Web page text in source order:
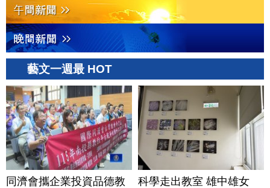
藝文一週最 HOT
同濟會攜企業投資品德教
科學走出教室 雄中雄女